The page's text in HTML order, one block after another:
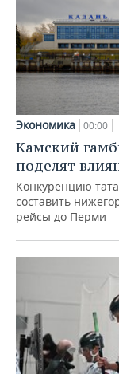
Экономика 00:00
Камский
поделят
Конкуренцию
составить
рейсы до Перми